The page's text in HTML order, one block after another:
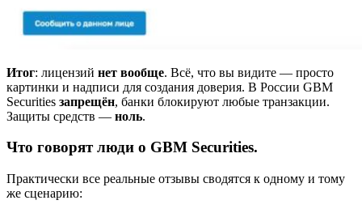
Итог: лицензий нет вообще. Всё, что вы видите — просто
картинки и надписи для создания доверия. В России GBM
Securities запрещён, банки блокируют любые транзакции.
Защиты средств — ноль.
Что говорят люди о GBM Securities.
Практически все реальные отзывы сводятся к одному и тому
же сценарию: